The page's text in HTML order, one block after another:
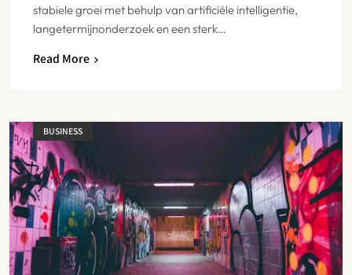
stabiele groei met behulp van artificiële intelligentie,
langetermijnonderzoek en een sterk…
Read More
BUSINESS